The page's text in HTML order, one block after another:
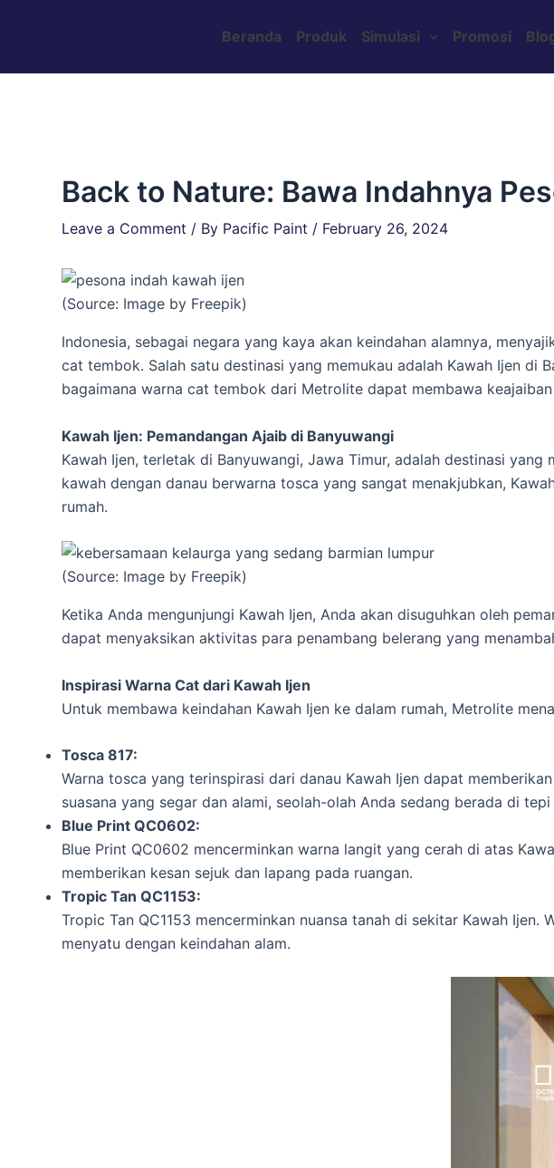
Beranda Produk Simulasi Promosi
Back to Nature: Bawa Indahnya
Leave a Comment / By Pacific Paint / February 26, 2024
(Source: Image by Freepik)
Indonesia, sebagai negara yang kaya akan keindahan alamnya,
cat tembok. Salah satu destinasi yang memukau adalah Kawah Ijen di
bagaimana warna cat tembok dari Metrolite dapat membawa
Kawah Ijen: Pemandangan Ajaib di Banyuwangi
Kawah Ijen, terletak di Banyuwangi, Jawa Timur, adalah destinasi
kawah dengan danau berwarna tosca yang sangat menakjubkan,
rumah.
(Source: Image by Freepik)
Ketika Anda mengunjungi Kawah Ijen, Anda akan disuguhkan oleh
dapat menyaksikan aktivitas para penambang belerang yang
Inspirasi Warna Cat dari Kawah Ijen
Untuk membawa keindahan Kawah Ijen ke dalam rumah, Metrolite
Tosca 817:
Warna tosca yang terinspirasi dari danau Kawah Ijen dapat
suasana yang segar dan alami, seolah-olah Anda sedang berada di
Blue Print QC0602:
Blue Print QC0602 mencerminkan warna langit yang cerah di atas
memberikan kesan sejuk dan lapang pada ruangan.
Tropic Tan QC1153:
Tropic Tan QC1153 mencerminkan nuansa tanah di sekitar Kawah
menyatu dengan keindahan alam.